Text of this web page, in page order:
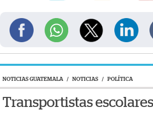
NOTICIAS GUATEMALA / NOTICIAS / POLÍTICA
Transportistas